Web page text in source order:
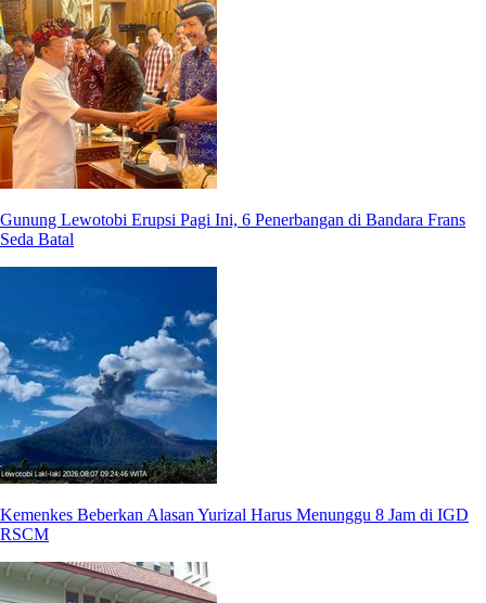
Gunung Lewotobi Erupsi Pagi Ini, 6 Penerbangan di Bandara Frans
Seda Batal
Kemenkes Beberkan Alasan Yurizal Harus Menunggu 8 Jam di IGD
RSCM